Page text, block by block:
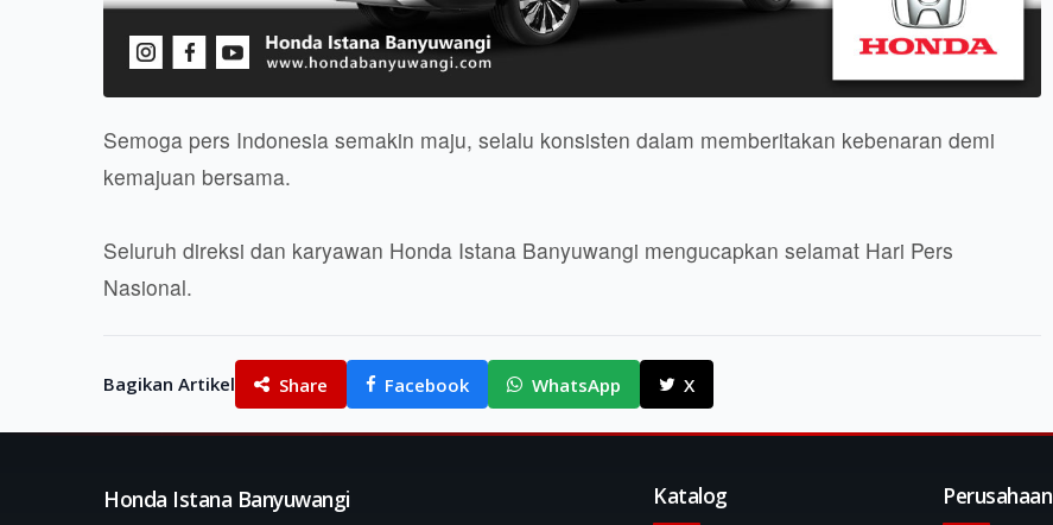
Semoga pers Indonesia semakin maju, selalu konsisten dalam memberitakan kebenaran demi
kemajuan bersama.
Seluruh direksi dan karyawan Honda Istana Banyuwangi mengucapkan selamat Hari Pers
Nasional.
Bagikan Artikel Share Facebook WhatsApp X
Honda Istana Banyuwangi Katalog Perusahaan